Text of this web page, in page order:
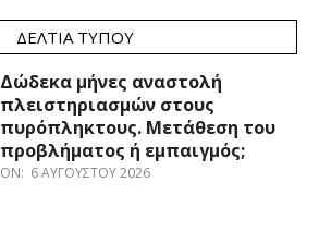
ΔΕΛΤΊΑ ΤΎΠΟΥ
Δώδεκα μήνες αναστολή
πλειστηριασμών στους
πυρόπληκτους. Μετάθεση του
προβλήματος ή εμπαιγμός;
ON: 6 ΑΥΓΟΎΣΤΟΥ 2026